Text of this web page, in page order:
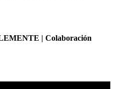
| Colaboración